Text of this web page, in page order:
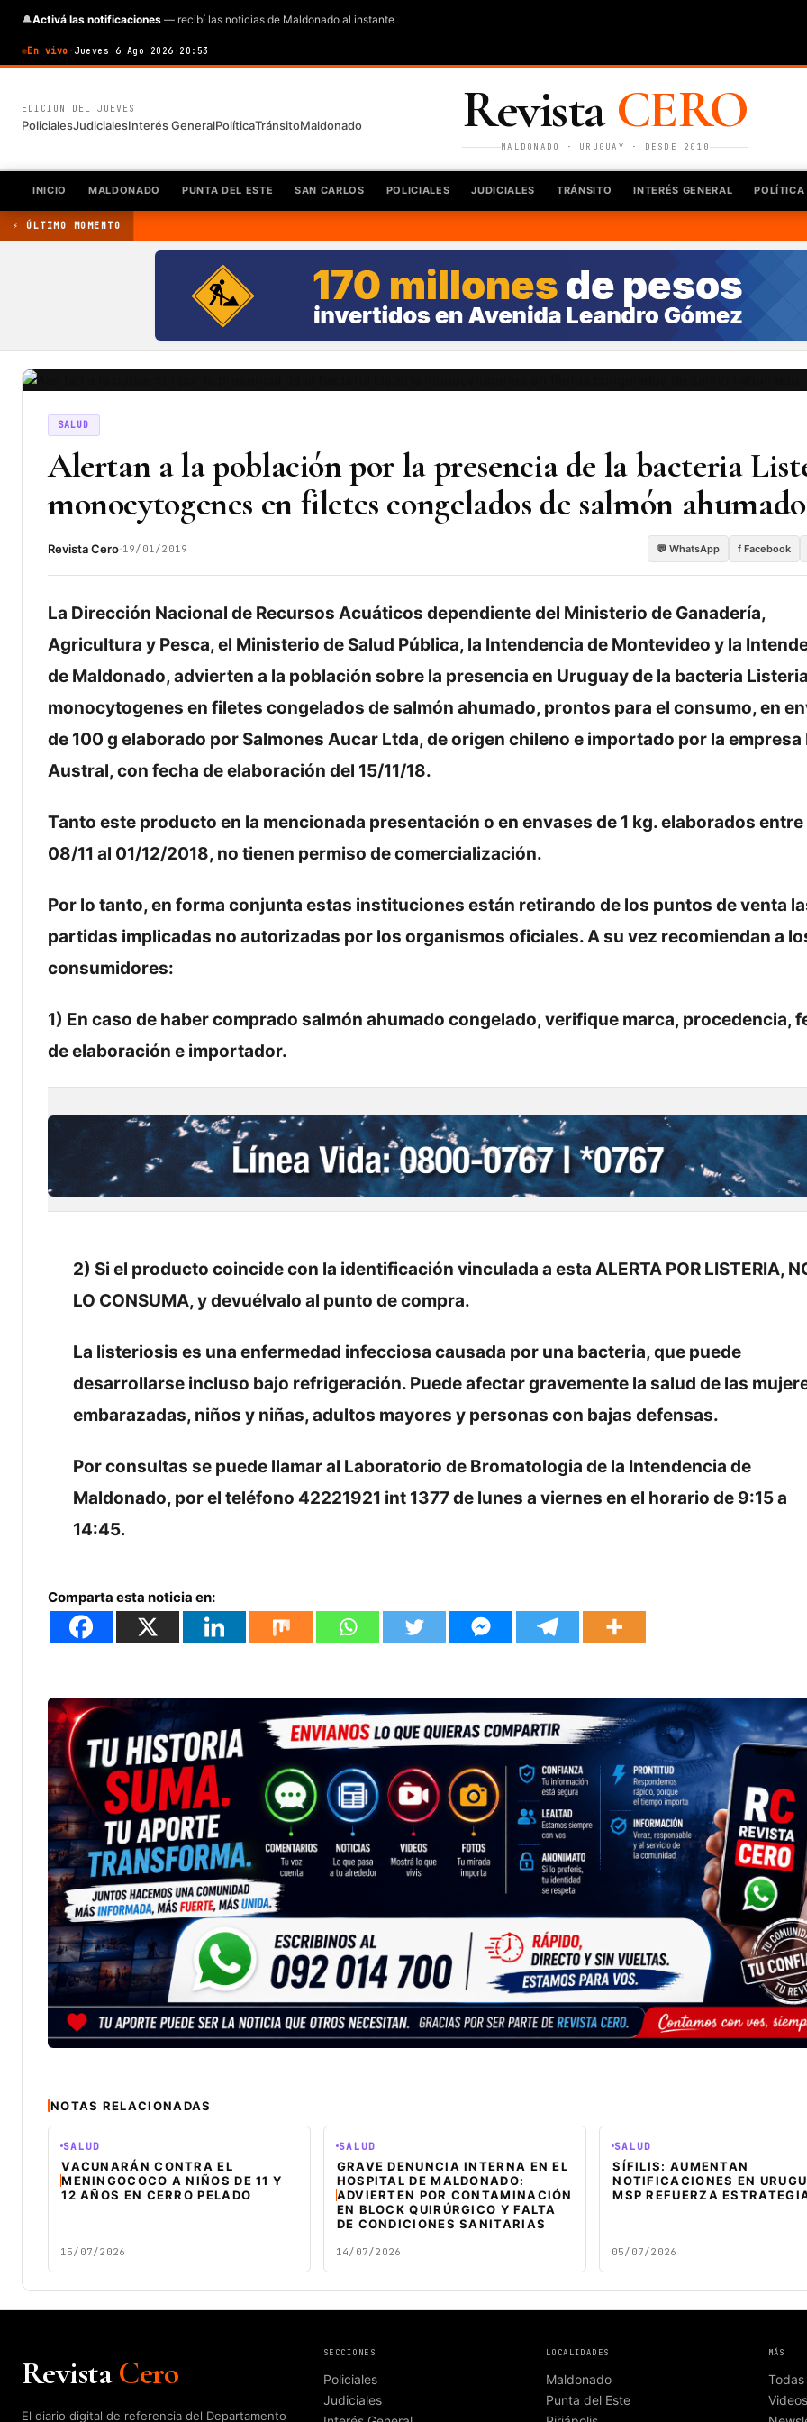
🔔Activá las notificaciones — recibí las noticias de Maldonado al instante
En vivo · Jueves 6 Ago 2026 · 20:53
EDICION DEL JUEVES
PolicialesJudicialesInterés GeneralPolíticaTránsitoMaldonado RevistaCERO
MALDONADO · URUGUAY · DESDE 2010
INICIO MALDONADO PUNTA DEL ESTE SAN CARLOS POLICIALES JUDICIALES TRÁNSITO INTERÉS GENERAL POLÍTICA
⚡ ÚLTIMO MOMENTO
SALUD
Alertan a la población por la presencia de la bacteria
monocytogenes en filetes congelados de salmón ahumado
Revista Cero·19/01/2019 💬 WhatsApp f Facebook
La Dirección Nacional de Recursos Acuáticos dependiente del Ministerio de Ganadería,
Agricultura y Pesca, el Ministerio de Salud Pública, la Intendencia de Montevideo y la
de Maldonado, advierten a la población sobre la presencia en Uruguay de la bacteria
monocytogenes en filetes congelados de salmón ahumado, prontos para el consumo, en
de 100 g elaborado por Salmones Aucar Ltda, de origen chileno e importado por la empresa
Austral, con fecha de elaboración del 15/11/18.
Tanto este producto en la mencionada presentación o en envases de 1 kg. elaborados entre
08/11 al 01/12/2018, no tienen permiso de comercialización.
Por lo tanto, en forma conjunta estas instituciones están retirando de los puntos de venta
partidas implicadas no autorizadas por los organismos oficiales. A su vez recomiendan a
consumidores:
1) En caso de haber comprado salmón ahumado congelado, verifique marca, procedencia,
de elaboración e importador.
2) Si el producto coincide con la identificación vinculada a esta ALERTA POR LISTERIA,
LO CONSUMA, y devuélvalo al punto de compra.
La listeriosis es una enfermedad infecciosa causada por una bacteria, que puede
desarrollarse incluso bajo refrigeración. Puede afectar gravemente la salud de las
embarazadas, niños y niñas, adultos mayores y personas con bajas defensas.
Por consultas se puede llamar al Laboratorio de Bromatologia de la Intendencia de
Maldonado, por el teléfono 42221921 int 1377 de lunes a viernes en el horario de 9:15 a
14:45.
Comparta esta noticia en:
NOTAS RELACIONADAS
SALUD
VACUNARÁN CONTRA EL
MENINGOCOCO A NIÑOS DE 11 Y
12 AÑOS EN CERRO PELADO
15/07/2026
SALUD
GRAVE DENUNCIA INTERNA EN EL
HOSPITAL DE MALDONADO:
ADVIERTEN POR CONTAMINACIÓN
EN BLOCK QUIRÚRGICO Y FALTA
DE CONDICIONES SANITARIAS
14/07/2026
SALUD
SÍFILIS: AUMENTAN
NOTIFICACIONES EN
MSP REFUERZA
05/07/2026
RevistaCero
El diario digital de referencia del Departamento
SECCIONES
Policiales
Judiciales
LOCALIDADES
Maldonado
Punta del Este
MÁS